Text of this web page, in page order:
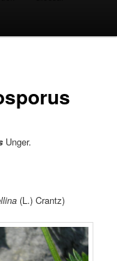
Unger.
(L.) Crantz)